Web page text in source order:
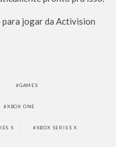
para jogar da Activision
GAMES
XBOX ONE
S XBOX SERIES X